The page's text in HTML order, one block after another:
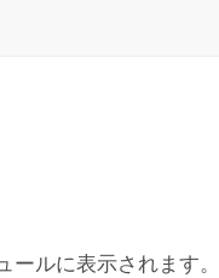
ールに表示されます。